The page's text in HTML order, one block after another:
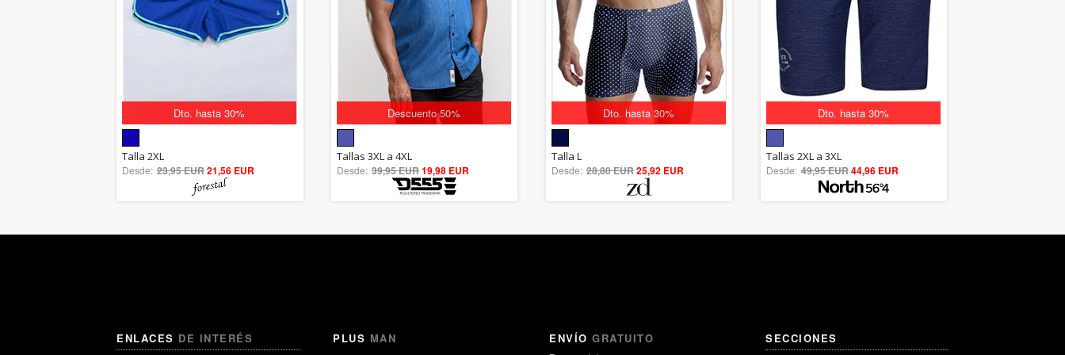
Dto. hasta 30%
out of 5
Talla 2XL
Desde: 23,95 EUR21,56 EUR
Descuento 50%
5.00
out of 5
Tallas 3XL a 4XL
Desde: 39,95 EUR19,98 EUR
Dto. hasta 30%
out of 5
Talla L
Desde: 28,80 EUR25,92 EUR
Dto. hasta 30%
5.00
out of 5
Tallas 2XL a 3XL
Desde: 49,95 EUR44,96 EUR
ENLACES DE INTERÉS PLUS MAN
ENVÍO GRATUITO
SECCIONES